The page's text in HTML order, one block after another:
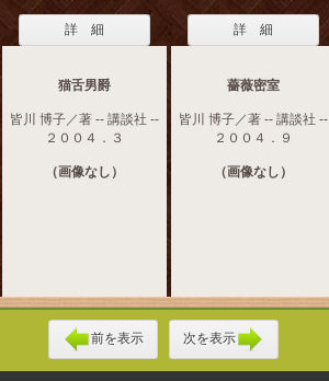
詳 細
猫舌男爵
皆川 博子／著 -- 講談社 --
２００４．３
（画像なし）
詳 細
薔薇密室
皆川 博子／著 -- 講談社 --
２００４．９
（画像なし）
前を表示 次を表示